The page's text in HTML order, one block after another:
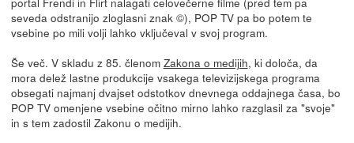
seveda odstranijo zloglasni znak ©), POP TV pa bo potem te
vsebine po mili volji lahko vključeval v svoj program.
Še več. V skladu z 85. členom Zakona o medijih, ki določa, da
mora delež lastne produkcije vsakega televizijskega programa
obsegati najmanj dvajset odstotkov dnevnega oddajnega časa, bo
POP TV omenjene vsebine očitno mirno lahko razglasil za "svoje"
in s tem zadostil Zakonu o medijih.